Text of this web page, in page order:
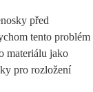
před
tento problém
materiálu jako
pro rozložení